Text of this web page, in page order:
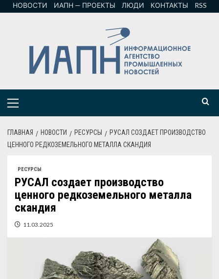
НОВОСТИ ИАПН — ПРОЕКТЫ ЛЮДИ КОНТАКТЫ RSS
ГЛАВНАЯ НОВОСТИ РЕСУРСЫ
РУСАЛ СОЗДАЕТ ПРОИЗВОДСТВО
ЦЕННОГО РЕДКОЗЕМЕЛЬНОГО МЕТАЛЛА СКАНДИЯ
РЕСУРСЫ
РУСАЛ создает производство
ценного редкоземельного металла
скандия
11.03.2025